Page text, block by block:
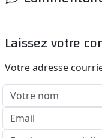
Laissez votre
Votre adresse